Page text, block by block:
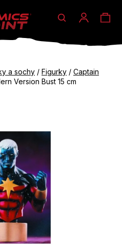
Hledat
a sochy / Figurky / Captain
Version Bust 15 cm